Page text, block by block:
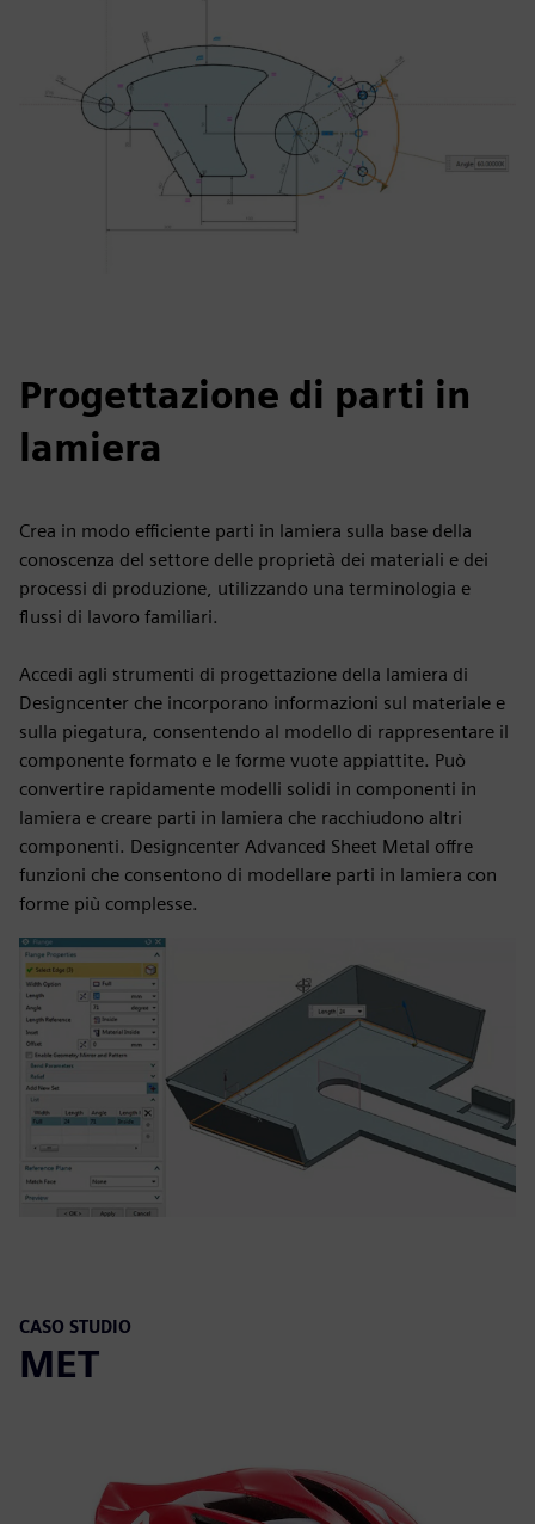
Progettazione di parti in
lamiera
Crea in modo efficiente parti in lamiera sulla base della
conoscenza del settore delle proprietà dei materiali e dei
processi di produzione, utilizzando una terminologia e
flussi di lavoro familiari.
Accedi agli strumenti di progettazione della lamiera di
Designcenter che incorporano informazioni sul materiale e
sulla piegatura, consentendo al modello di rappresentare il
componente formato e le forme vuote appiattite. Può
convertire rapidamente modelli solidi in componenti in
lamiera e creare parti in lamiera che racchiudono altri
componenti. Designcenter Advanced Sheet Metal offre
funzioni che consentono di modellare parti in lamiera con
forme più complesse.
CASO STUDIO
MET